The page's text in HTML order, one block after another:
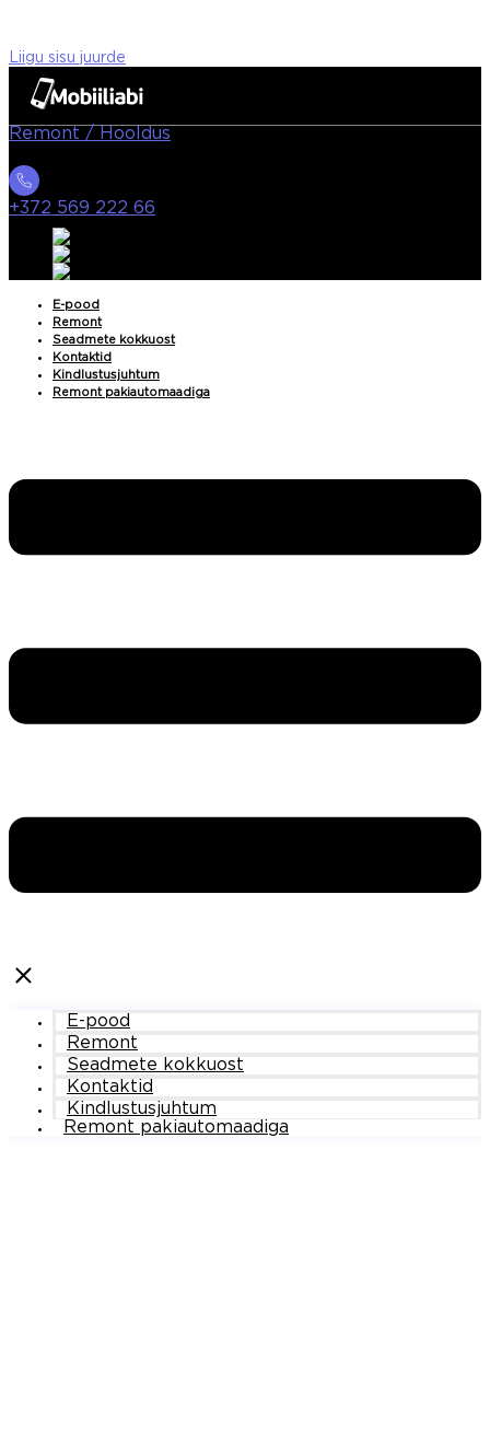
Liigu sisu juurde
Remont / Hooldus
+372 569 222 66
E-pood
Remont
Seadmete kokkuost
Kontaktid
Kindlustusjuhtum
Remont pakiautomaadiga
E-pood
Remont
Seadmete kokkuost
Kontaktid
Kindlustusjuhtum
Remont pakiautomaadiga